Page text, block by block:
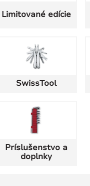
Limitované edície
SwissTool
Príslušenstvo a
doplnky